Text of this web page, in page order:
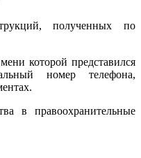
полученных по
которой представился
номер телефона,
в правоохранительные